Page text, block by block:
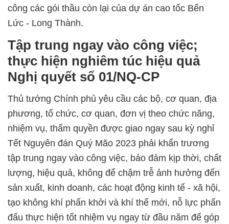
công các gói thầu còn lại của dự án cao tốc Bến
Lức - Long Thành.
Tập trung ngay vào công việc;
thực hiện nghiêm túc hiệu quả
Nghị quyết số 01/NQ-CP
Thủ tướng Chính phủ yêu cầu các bộ, cơ quan, địa
phương, tổ chức, cơ quan, đơn vị theo chức năng,
nhiệm vụ, thẩm quyền được giao ngay sau kỳ nghỉ
Tết Nguyên đán Quý Mão 2023 phải khẩn trương
tập trung ngay vào công việc, bảo đảm kịp thời, chất
lượng, hiệu quả, không để chậm trễ ảnh hưởng đến
sản xuất, kinh doanh, các hoạt động kinh tế - xã hội,
tạo không khí phấn khởi và khí thế mới, nỗ lực phấn
đấu thực hiện tốt nhiệm vụ ngay từ đầu năm để góp